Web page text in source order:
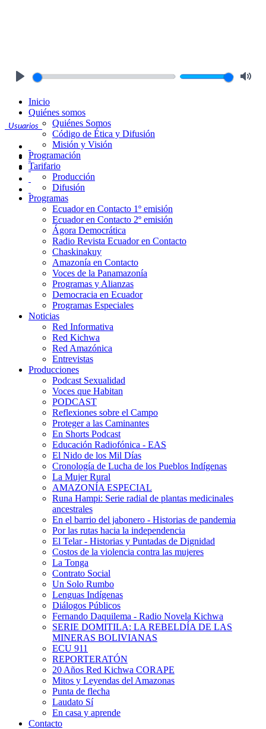
Usuarios
Inicio
Quiénes somos
Quiénes Somos
Código de Ética y Difusión
Misión y Visión
Programación
Tarifario
Producción
Difusión
Programas
Ecuador en Contacto 1º emisión
Ecuador en Contacto 2º emisión
Ágora Democrática
Radio Revista Ecuador en Contacto
Chaskinakuy
Amazonía en Contacto
Voces de la Panamazonía
Programas y Alianzas
Democracia en Ecuador
Programas Especiales
Noticias
Red Informativa
Red Kichwa
Red Amazónica
Entrevistas
Producciones
Podcast Sexualidad
Voces que Habitan
PODCAST
Reflexiones sobre el Campo
Proteger a las Caminantes
En Shorts Podcast
Educación Radiofónica - EAS
El Nido de los Mil Días
Cronología de Lucha de los Pueblos Indígenas
La Mujer Rural
AMAZONÍA ESPECIAL
Runa Hampi: Serie radial de plantas medicinales
ancestrales
En el barrio del jabonero - Historias de pandemia
Por las rutas hacia la independencia
El Telar - Historias y Puntadas de Dignidad
Costos de la violencia contra las mujeres
La Tonga
Contrato Social
Un Solo Rumbo
Lenguas Indígenas
Diálogos Públicos
Fernando Daquilema - Radio Novela Kichwa
SERIE DOMITILA: LA REBELDÍA DE LAS
MINERAS BOLIVIANAS
ECU 911
REPORTERATÓN
20 Años Red Kichwa CORAPE
Mitos y Leyendas del Amazonas
Punta de flecha
Laudato Sí
En casa y aprende
Contacto